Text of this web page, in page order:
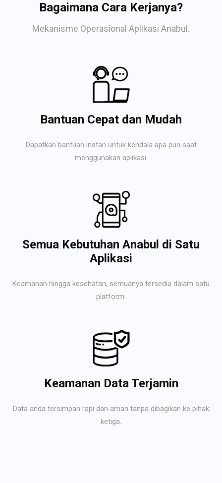
Bagaimana Cara Kerjanya?
Mekanisme Operasional Aplikasi Anabul.
Bantuan Cepat dan Mudah
Dapatkan bantuan instan untuk kendala apa pun saat
menggunakan aplikasi.
Semua Kebutuhan Anabul di Satu
Aplikasi
Keamanan hingga kesehatan, semuanya tersedia dalam satu
platform.
Keamanan Data Terjamin
Data anda tersimpan rapi dan aman tanpa dibagikan ke pihak
ketiga.